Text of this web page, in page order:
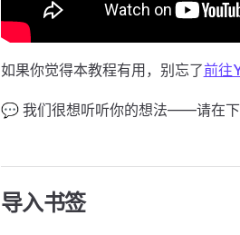
如果你觉得本教程有用，别忘了前往
💬 我们很想听听你的想法——请在
导入书签